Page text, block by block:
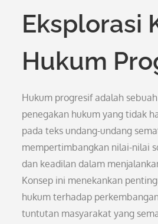
Eksplorasi
Hukum
Hukum progresif adalah
penegakan hukum yang tidak
pada teks undang-undang
mempertimbangkan nilai-nilai
dan keadilan dalam
Konsep ini menekankan
hukum terhadap
tuntutan masyarakat yang